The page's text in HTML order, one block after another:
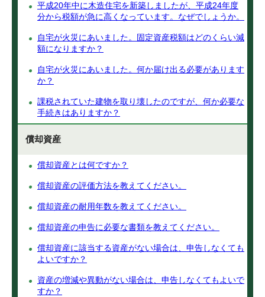
平成20年中に木造住宅を新築しましたが、平成24年度
分から税額が急に高くなっています。なぜでしょうか。
自宅が火災にあいました。固定資産税額はどのくらい減
額になりますか？
自宅が火災にあいました。何か届け出る必要があります
か？
課税されていた建物を取り壊したのですが、何か必要な
手続きはありますか？
償却資産
償却資産とは何ですか？
償却資産の評価方法を教えてください。
償却資産の耐用年数を教えてください。
償却資産の申告に必要な書類を教えてください。
償却資産に該当する資産がない場合は、申告しなくても
よいですか？
資産の増減や異動がない場合は、申告しなくてもよいで
すか？